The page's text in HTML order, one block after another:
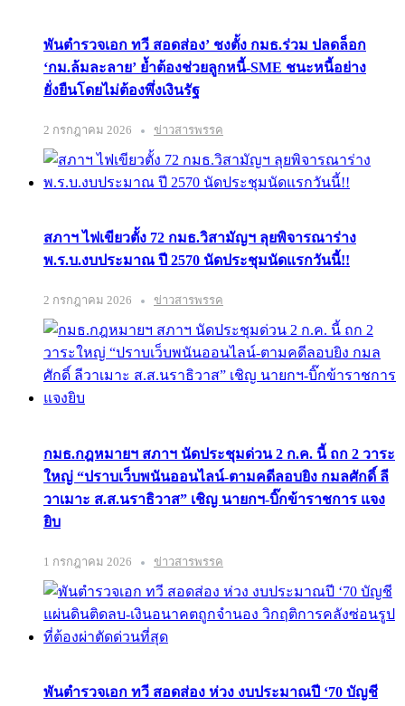
พันตำรวจเอก ทวี สอดส่อง’ ชงตั้ง กมธ.ร่วม ปลดล็อก
‘กม.ล้มละลาย’ ย้ำต้องช่วยลูกหนี้-SME ชนะหนี้อย่าง
ยั่งยืนโดยไม่ต้องพึ่งเงินรัฐ
2 กรกฎาคม 2026 ข่าวสารพรรค
สภาฯ ไฟเขียวตั้ง 72 กมธ.วิสามัญฯ ลุยพิจารณาร่าง
พ.ร.บ.งบประมาณ ปี 2570 นัดประชุมนัดแรกวันนี้!!
2 กรกฎาคม 2026 ข่าวสารพรรค
กมธ.กฎหมายฯ สภาฯ นัดประชุมด่วน 2 ก.ค. นี้ ถก 2 วาระ
ใหญ่ “ปราบเว็บพนันออนไลน์-ตามคดีลอบยิง กมลศักดิ์ ลี
วาเมาะ ส.ส.นราธิวาส” เชิญ นายกฯ-บิ๊กข้าราชการ แจง
ยิบ
1 กรกฎาคม 2026 ข่าวสารพรรค
พันตำรวจเอก ทวี สอดส่อง ห่วง งบประมาณปี ‘70 บัญชี